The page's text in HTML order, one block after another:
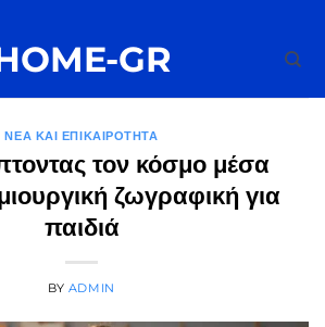
GR
ΝΈΑ ΚΑΙ ΕΠΙΚΑΙΡΌΤΗΤΑ
τον κόσμο μέσα
ζωγραφική για
παιδιά
BY ADMIN